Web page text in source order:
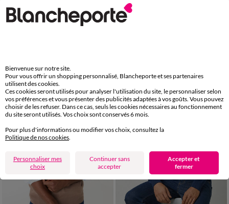
S M L XL XXL 3XL 4XL S
Bienvenue sur notre site.
Pour vous offrir un shopping personnalisé, Blancheporte et ses partenaires
utilisent des cookies.
Ces cookies seront utilisés pour analyser l'utilisation du site, le personnaliser selon
vos préférences et vous présenter des publicités adaptées à vos goûts. Vous pouvez
choisir de les refuser. Dans ce cas, seuls les cookies nécessaires au fonctionnement
du site seront utilisés. Vos choix sont conservés 6 mois.
Pour plus d'informations ou modifier vos choix, consultez la
Politique de nos cookies
Personnaliser mes
choix
Continuer sans
accepter
Accepter et
fermer